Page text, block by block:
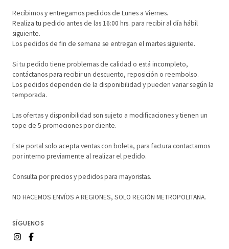
Recibimos y entregamos pedidos de Lunes a Viernes.
Realiza tu pedido antes de las 16:00 hrs. para recibir al día hábil
siguiente.
Los pedidos de fin de semana se entregan el martes siguiente.
Si tu pedido tiene problemas de calidad o está incompleto,
contáctanos para recibir un descuento, reposición o reembolso.
Los pedidos dependen de la disponibilidad y pueden variar según la
temporada.
Las ofertas y disponibilidad son sujeto a modificaciones y tienen un
tope de 5 promociones por cliente.
Este portal solo acepta ventas con boleta, para factura contactarnos
por interno previamente al realizar el pedido.
Consulta por precios y pedidos para mayoristas.
NO HACEMOS ENVÍOS A REGIONES, SOLO REGIÓN METROPOLITANA.
SÍGUENOS